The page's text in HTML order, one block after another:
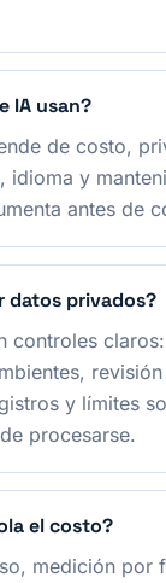
IA usan?
de costo,
idioma y
antes de
datos privados?
controles
y límites
procesarse.
el costo?
medición por